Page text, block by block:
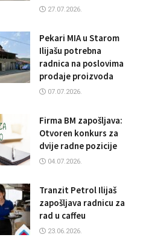
27.07.2026.
Pekari MIA u Starom
Ilijašu potrebna
radnica na poslovima
prodaje proizvoda
07.07.2026.
Firma BM zapošljava:
Otvoren konkurs za
dvije radne pozicije
04.07.2026.
Tranzit Petrol Ilijaš
zapošljava radnicu za
rad u caffeu
23.06.2026.